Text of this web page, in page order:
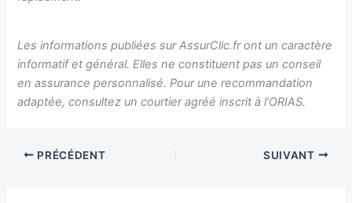
Les informations publiées sur AssurClic.fr ont un caractère
informatif et général. Elles ne constituent pas un conseil
en assurance personnalisé. Pour une recommandation
adaptée, consultez un courtier agréé inscrit à l’ORIAS.
PRÉCÉDENT SUIVANT